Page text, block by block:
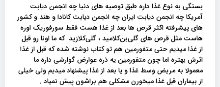
بستگی به نوع غذا داره طبق توصیه های دنیا چه انجمن دیابت
آمریکا چه انجمن دیابت ایران چه انجمن دیابت کانادا و هند و کشور
های پیشرفته اکثر قرص ها بعد از غذا هست فقط سورفوریک اوره
هاست مثل قرص های گلی‌بن‌کلامید ، گلی‌کلازید که ما اونا رو قبل
از غذا میدیم حتی متفورمین هم تو کتاب نوشته شده که قبل از غذا
اثرش بهتره اما چون متفورمین یه ذره عوارض گوارشی داره ما
معمولا به مریض وسط غذا و یا بعد از غذا پیشنهاد میدیم ولی خیلی
از بیماران قبل غذا میخورن مشکلی هم براشون پیش نمیاد .